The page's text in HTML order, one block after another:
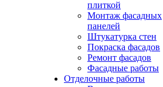
плиткой
Монтаж фасадных
панелей
Штукатурка стен
Покраска фасадов
Ремонт фасадов
Фасадные работы
Отделочные работы